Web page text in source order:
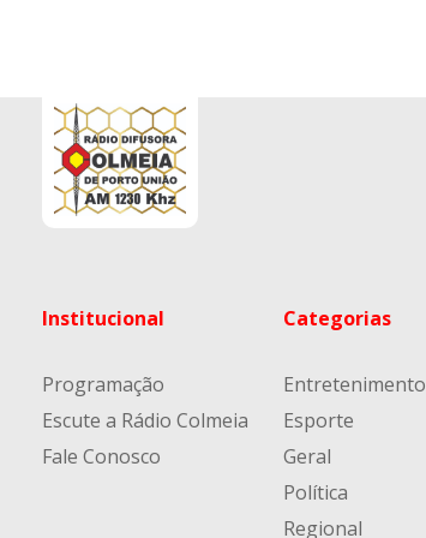
Institucional
Programação
Escute a Rádio Colmeia
Fale Conosco
Categorias
Entretenimento
Esporte
Geral
Política
Regional